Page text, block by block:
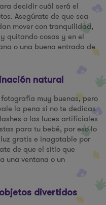
decidir cuál será el
Asegúrate de que sea
mover con tranquilidad,
quitando cosas y en el
o una buena entrada de
natural
muy buenas, pero
la pena si no te dedicas
o las luces artificiales
para tu bebé, por eso lo
gratis e inagotable por
de que el sitio que
una ventana o un
divertidos